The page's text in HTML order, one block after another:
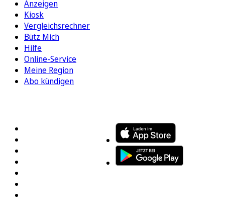
Anzeigen
Kiosk
Vergleichsrechner
Bütz Mich
Hilfe
Online-Service
Meine Region
Abo kündigen